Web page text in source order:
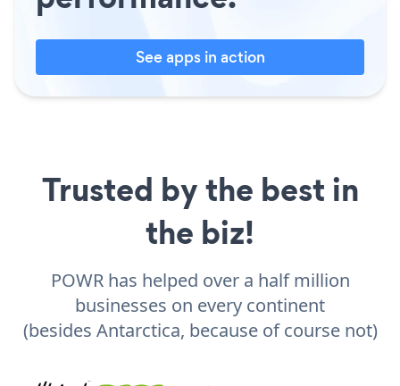
See apps in action
Trusted by the best in
the biz!
POWR has helped over a half million
businesses on every continent
(besides Antarctica, because of course not)